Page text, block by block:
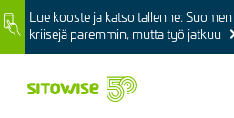
Skip
to
main
ImageLue kooste ja katso tallenne:
kriisejä paremmin, mutta työ jatkuu